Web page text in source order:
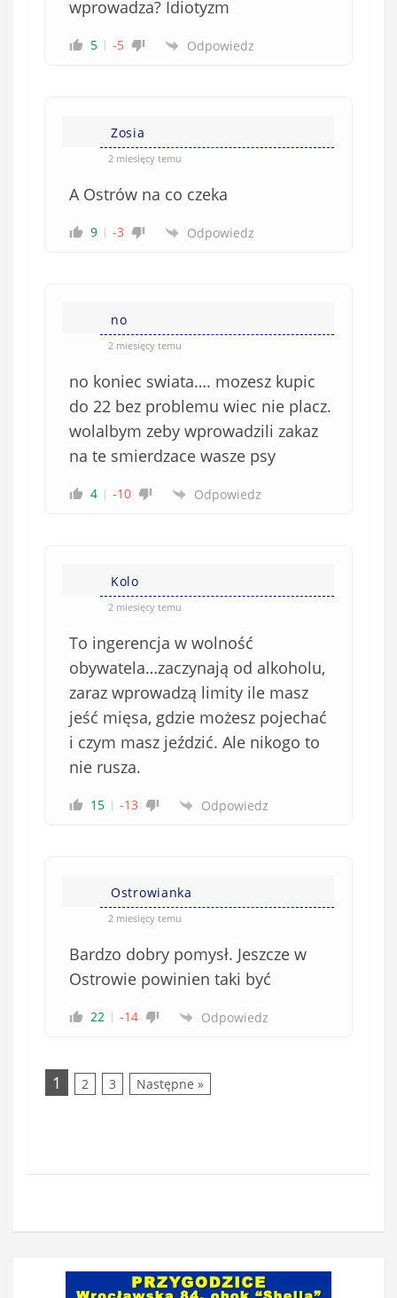
wprowadza? Idiotyzm
5 -5 Odpowiedz
Zosia
2 miesięcy temu
A Ostrów na co czeka
9 -3 Odpowiedz
no
2 miesięcy temu
no koniec swiata…. mozesz kupic
do 22 bez problemu wiec nie placz.
wolalbym zeby wprowadzili zakaz
na te smierdzace wasze psy
4 -10 Odpowiedz
Kolo
2 miesięcy temu
To ingerencja w wolność
obywatela…zaczynają od alkoholu,
zaraz wprowadzą limity ile masz
jeść mięsa, gdzie możesz pojechać
i czym masz jeździć. Ale nikogo to
nie rusza.
15 -13 Odpowiedz
Ostrowianka
2 miesięcy temu
Bardzo dobry pomysł. Jeszcze w
Ostrowie powinien taki być
22 -14 Odpowiedz
1 2 3 Następne »